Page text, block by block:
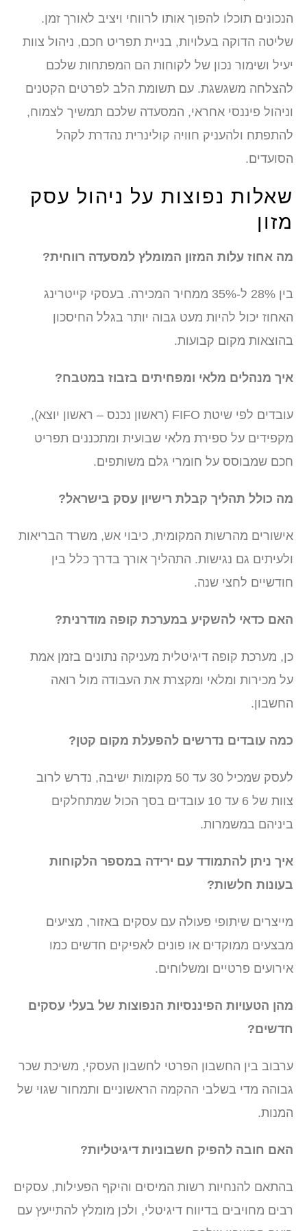
הנכונים תוכלו להפוך אותו לרווחי ויציב לאורך זמן.
שליטה הדוקה בעלויות, בניית תפריט חכם, ניהול צוות
יעיל ושימור נכון של לקוחות הם המפתחות שלכם
להצלחה משגשגת. עם תשומת הלב לפרטים הקטנים
וניהול פיננסי אחראי, המסעדה שלכם תמשיך לצמוח,
להתפתח ולהעניק חוויה קולינרית נהדרת לקהל
הסועדים.
שאלות נפוצות על ניהול עסק
מזון
מה אחוז עלות המזון המומלץ למסעדה רווחית?
בין 28% ל-35% ממחיר המכירה. בעסקי קייטרינג
האחוז יכול להיות מעט גבוה יותר בגלל החיסכון
בהוצאות מקום קבועות.
איך מנהלים מלאי ומפחיתים בזבוז במטבח?
עובדים לפי שיטת FIFO (ראשון נכנס – ראשון יוצא),
מקפידים על ספירת מלאי שבועית ומתכננים תפריט
חכם שמבוסס על חומרי גלם משותפים.
מה כולל תהליך קבלת רישיון עסק בישראל?
אישורים מהרשות המקומית, כיבוי אש, משרד הבריאות
ולעיתים גם נגישות. התהליך אורך בדרך כלל בין
חודשיים לחצי שנה.
האם כדאי להשקיע במערכת קופה מודרנית?
כן, מערכת קופה דיגיטלית מעניקה נתונים בזמן אמת
על מכירות ומלאי ומקצרת את העבודה מול רואה
החשבון.
כמה עובדים נדרשים להפעלת מקום קטן?
לעסק שמכיל 30 עד 50 מקומות ישיבה, נדרש לרוב
צוות של 6 עד 10 עובדים בסך הכול שמתחלקים
ביניהם במשמרות.
איך ניתן להתמודד עם ירידה במספר הלקוחות
בעונות חלשות?
מייצרים שיתופי פעולה עם עסקים באזור, מציעים
מבצעים ממוקדים או פונים לאפיקים חדשים כמו
אירועים פרטיים ומשלוחים.
מהן הטעויות הפיננסיות הנפוצות של בעלי עסקים
חדשים?
ערבוב בין החשבון הפרטי לחשבון העסקי, משיכת שכר
גבוהה מדי בשלבי ההקמה הראשוניים ותמחור שגוי של
המנות.
האם חובה להפיק חשבוניות דיגיטליות?
בהתאם להנחיות רשות המיסים והיקף הפעילות, עסקים
רבים מחויבים בדיווח דיגיטלי, ולכן מומלץ להתייעץ עם